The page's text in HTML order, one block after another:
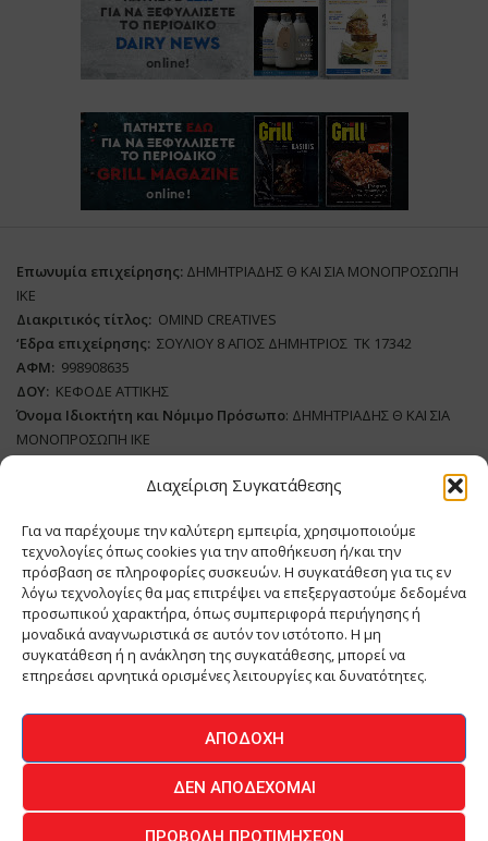
Διαχείριση Συγκατάθεσης
Για να παρέχουμε την καλύτερη εμπειρία, χρησιμοποιούμε
τεχνολογίες όπως cookies για την αποθήκευση ή/και την
πρόσβαση σε πληροφορίες συσκευών. Η συγκατάθεση για τις εν
λόγω τεχνολογίες θα μας επιτρέψει να επεξεργαστούμε δεδομένα
προσωπικού χαρακτήρα, όπως συμπεριφορά περιήγησης ή
μοναδικά αναγνωριστικά σε αυτόν τον ιστότοπο. Η μη
συγκατάθεση ή η ανάκληση της συγκατάθεσης, μπορεί να
επηρεάσει αρνητικά ορισμένες λειτουργίες και δυνατότητες.
ΑΠΟΔΟΧΉ
ΔΕΝ ΑΠΟΔΈΧΟΜΑΙ
ΠΡΟΒΟΛΉ ΠΡΟΤΙΜΉΣΕΩΝ
Επωνυμία επιχείρησης: ΔΗΜΗΤΡΙΑΔΗΣ Θ ΚΑΙ ΣΙΑ ΜΟΝΟΠΡΟΣΩΠΗ
ΙΚΕ
Διακριτικός τίτλος: ΟΜΙΝD CREATIVES
‘Eδρα επιχείρησης: ΣΟΥΛΙΟΥ 8 ΑΓΙΟΣ ΔΗΜΗΤΡΙΟΣ ΤΚ 17342
ΑΦΜ: 998908635
ΔΟΥ: ΚΕΦΟΔΕ ΑΤΤΙΚΗΣ
Όνομα Ιδιοκτήτη και Νόμιμο Πρόσωπο: ΔΗΜΗΤΡΙΑΔΗΣ Θ ΚΑΙ ΣΙΑ
ΜΟΝΟΠΡΟΣΩΠΗ ΙΚΕ
Διευθυντής Σύνταξης:ΑΘΑΝΑΣΙΟΣ ΑΝΤΩΝΙΟΥ
ΔικαιούχοςDomain:ΔΗΜΗΤΡΙΑΔΗΣ Θ ΚΑΙ ΣΙΑ ΜΟΝΟΠΡΟΣΩΠΗ ΙΚΕ
Διευθυντής: ΕΥΘΥΜΙΑΤΟΥ ΜΑΡΙΑ
Διαχειριστής:
ΕΥΘΥΜΙΑΤΟΥ ΜΑΡΙΑ
Δήλωση Συμμόρφωσης
ΚΡΕΟΠΩΛΕΙΟ
ΠΕΡΙΟΔΙΚΟ ΜΕΑΤ PLACE
MEAT DAYS
ΕΠΙΚΟΙΝΩΝΙΑ